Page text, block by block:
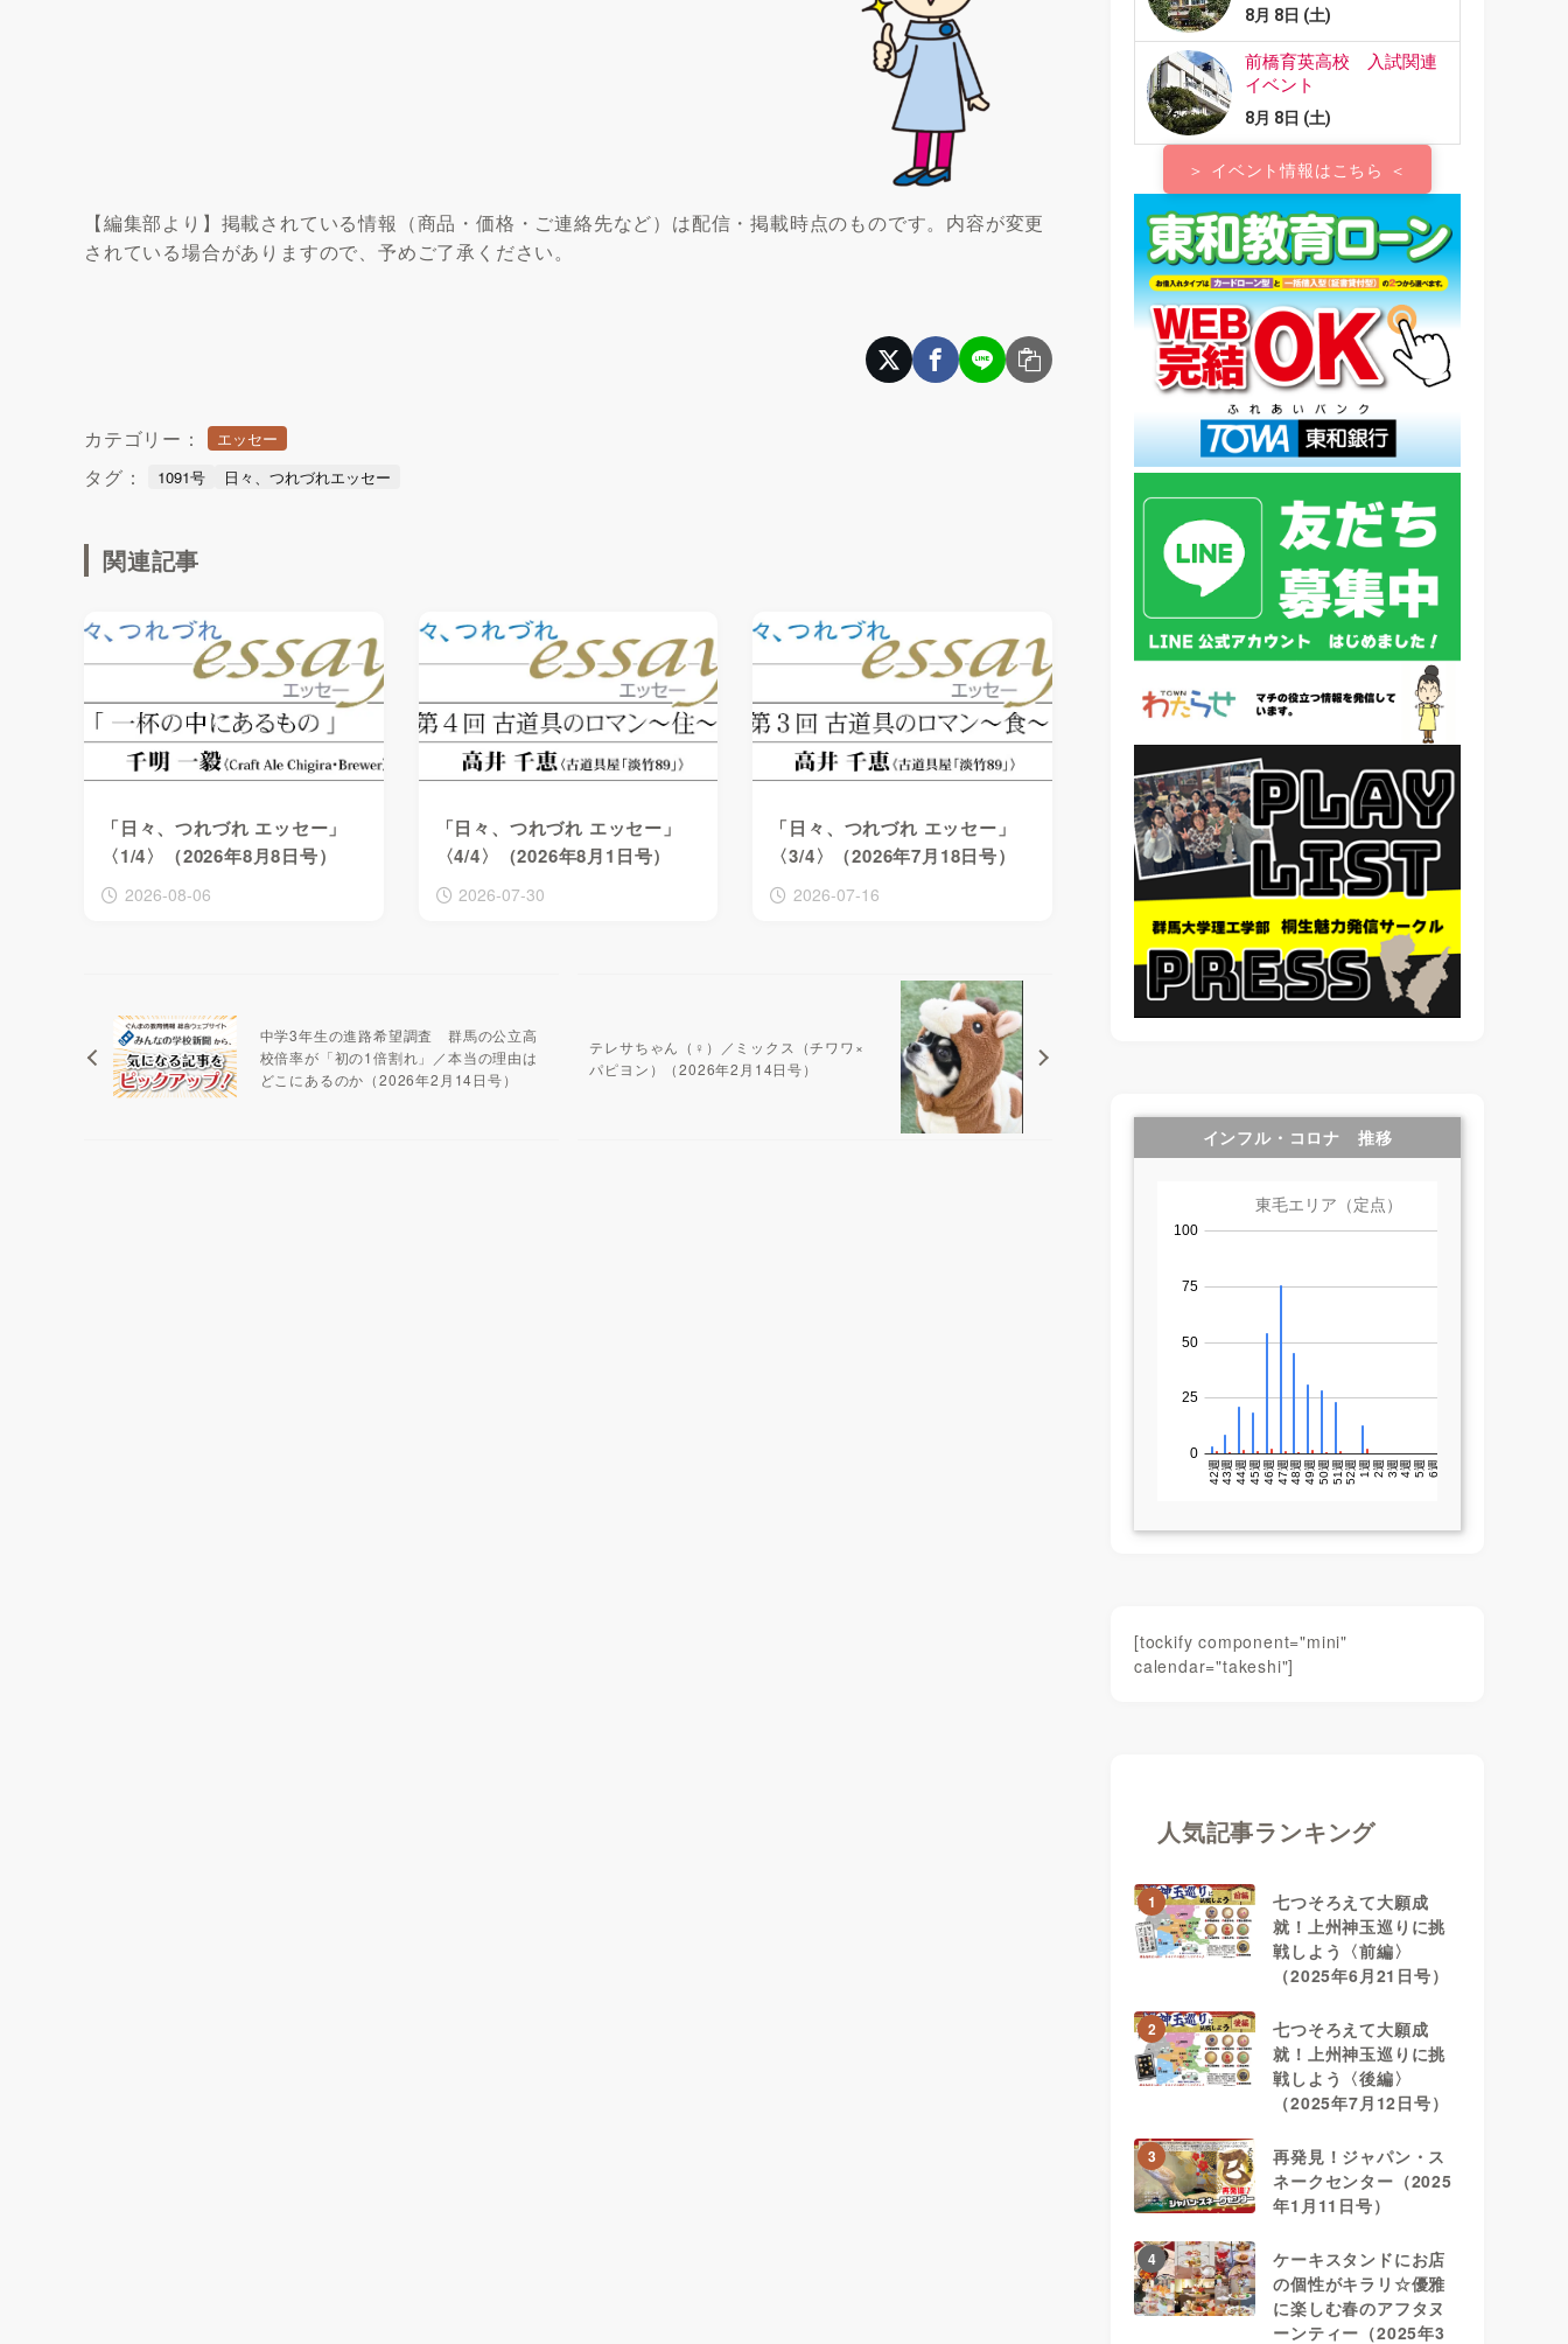
【編集部より】掲載されている情報（商品・価格・ご連絡先など）は配信・掲載時点のものです。内容が変更
されている場合がありますので、予めご了承ください。
カテゴリー： エッセー
タグ： 1091号 日々、つれづれエッセー
関連記事
「日々、つれづれ エッセー」
〈1/4〉（2026年8月8日号）
2026-08-06
「日々、つれづれ エッセー」
〈4/4〉（2026年8月1日号）
2026-07-30
「日々、つれづれ エッセー」
〈3/4〉（2026年7月18日号）
2026-07-16
中学3年生の進路希望調査 群馬の公立高
校倍率が「初の1倍割れ」／本当の理由は
どこにあるのか（2026年2月14日号）
テレサちゃん（♀）／ミックス（チワワ×
パピヨン）（2026年2月14日号）
＞ イベント情報はこちら ＜
インフル・コロナ 推移
[tockify component="mini"
calendar="takeshi"]
人気記事ランキング
1
七つそろえて大願成
就！上州神玉巡りに挑
戦しよう〈前編〉
（2025年6月21日号）
2
七つそろえて大願成
就！上州神玉巡りに挑
戦しよう〈後編〉
（2025年7月12日号）
3
再発見！ジャパン・ス
ネークセンター（2025
年1月11日号）
4
ケーキスタンドにお店
の個性がキラリ☆優雅
に楽しむ春のアフタヌ
ーンティー（2025年3